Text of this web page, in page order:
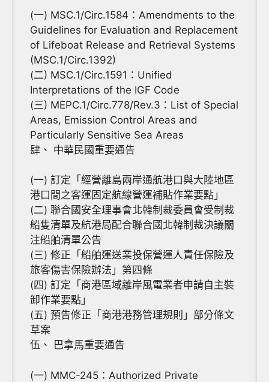
(一) MSC.1/Circ.1584：Amendments to the
Guidelines for Evaluation and Replacement
of Lifeboat Release and Retrieval Systems
(MSC.1/Circ.1392)
(二) MSC.1/Circ.1591：Unified
Interpretations of the IGF Code
(三) MEPC.1/Circ.778/Rev.3：List of Special
Areas, Emission Control Areas and
Particularly Sensitive Sea Areas
肆、 中華民國重要通告
(一) 訂定「經營離島兩岸通航港口與大陸地區
港口間之客運固定航線營運補貼作業要點」
(二) 聯合國安全理事會北韓制裁委員會受制裁
船隻清單及航港局配合聯合國北韓制裁決議關
注船舶清單公告
(三) 修正「船舶運送業投保營運人責任保險及
旅客傷害保險辦法」第四條
(四) 訂定「商港區域離岸風電業者申請自主裝
卸作業要點」
(五) 預告修正「商港港務管理規則」部分條文
草案
伍、 巴拿馬重要通告
(一) MMC-245：Authorized Private